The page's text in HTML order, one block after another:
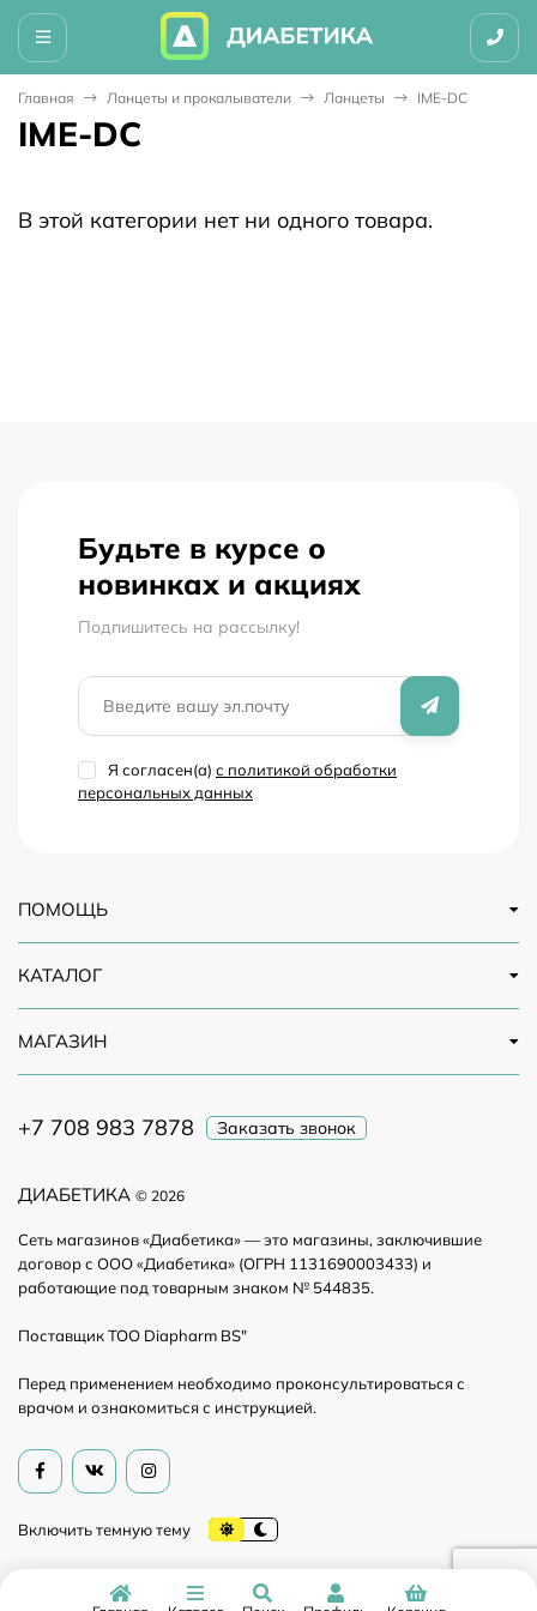
Главная Ланцеты и прокалыватели Ланцеты IME-DC
IME-DC
В этой категории нет ни одного товара.
Будьте в курсе о
новинках и акциях
Подпишитесь на рассылкy!
Я согласен(a) с политикой обработки
персональных данных
ДИАБЕТИКА © 2026
Сеть магазинов «Диабетика» — это магазины, заключившие
договор с ООО «Диабетика» (ОГРН 1131690003433) и
работающие под товарным знаком № 544835.
Поставщик ТОО Diapharm BS"
Перед применением необходимо проконсультироваться с
врачом и ознакомиться с инструкцией.
ПОМОЩЬ
КАТАЛОГ
МАГАЗИН
+7 708 983 7878 Заказать звонок